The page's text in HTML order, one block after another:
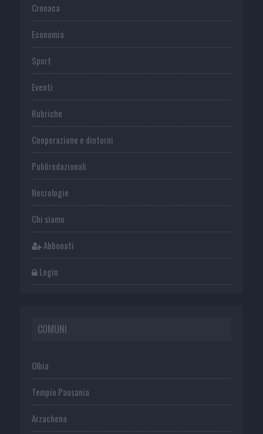
Cronaca
Economia
Sport
Eventi
Rubriche
Cooperazione e dintorni
Publiredazionali
Necrologie
Chi siamo
Abbonati
Login
COMUNI
Olbia
Tempio Pausania
Arzachena